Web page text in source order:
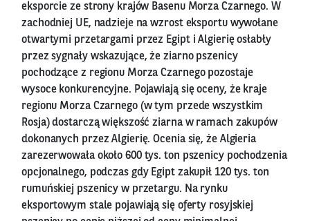
eksporcie ze strony krajów Basenu Morza Czarnego. W
zachodniej UE, nadzieje na wzrost eksportu wywołane
otwartymi przetargami przez Egipt i Algierię osłabły
przez sygnały wskazujące, że ziarno pszenicy
pochodzące z regionu Morza Czarnego pozostaje
wysoce konkurencyjne. Pojawiają się oceny, że kraje
regionu Morza Czarnego (w tym przede wszystkim
Rosja) dostarczą większość ziarna w ramach zakupów
dokonanych przez Algierię. Ocenia się, że Algieria
zarezerwowała około 600 tys. ton pszenicy pochodzenia
opcjonalnego, podczas gdy Egipt zakupił 120 tys. ton
rumuńskiej pszenicy w przetargu. Na rynku
eksportowym stale pojawiają się oferty rosyjskiej